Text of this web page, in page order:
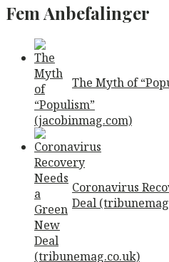
Fem Anbefalinger
The Myth of
Coronavirus
Deal